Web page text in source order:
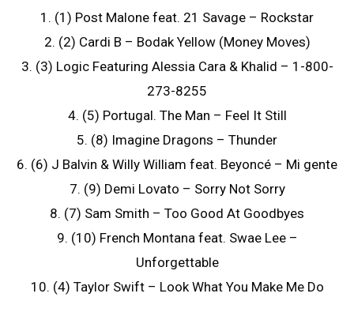
1. (1) Post Malone feat. 21 Savage – Rockstar
2. (2) Cardi B – Bodak Yellow (Money Moves)
3. (3) Logic Featuring Alessia Cara & Khalid – 1-800-
273-8255
4. (5) Portugal. The Man – Feel It Still
5. (8) Imagine Dragons – Thunder
6. (6) J Balvin & Willy William feat. Beyoncé – Mi gente
7. (9) Demi Lovato – Sorry Not Sorry
8. (7) Sam Smith – Too Good At Goodbyes
9. (10) French Montana feat. Swae Lee –
Unforgettable
10. (4) Taylor Swift – Look What You Make Me Do